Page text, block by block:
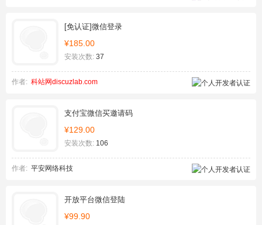
[免认证]微信登录
¥185.00
安装次数: 37
作者: 科站网discuzlab.com
支付宝微信买邀请码
¥129.00
安装次数: 106
作者: 平安网络科技
开放平台微信登陆
¥99.90